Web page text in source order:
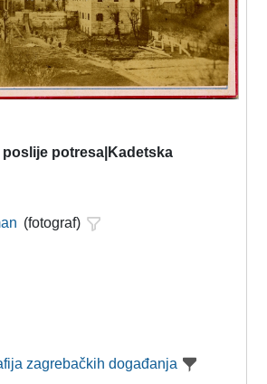
poslije potresa|Kadetska
(fotograf)
zagrebačkih događanja